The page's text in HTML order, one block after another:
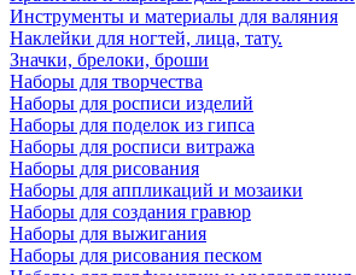
Инструменты и материалы для валяния
Наклейки для ногтей, лица, тату.
Значки, брелоки, броши
Наборы для творчества
Наборы для росписи изделий
Наборы для поделок из гипса
Наборы для росписи витража
Наборы для рисования
Наборы для аппликаций и мозаики
Наборы для создания гравюр
Наборы для выжигания
Наборы для рисования песком